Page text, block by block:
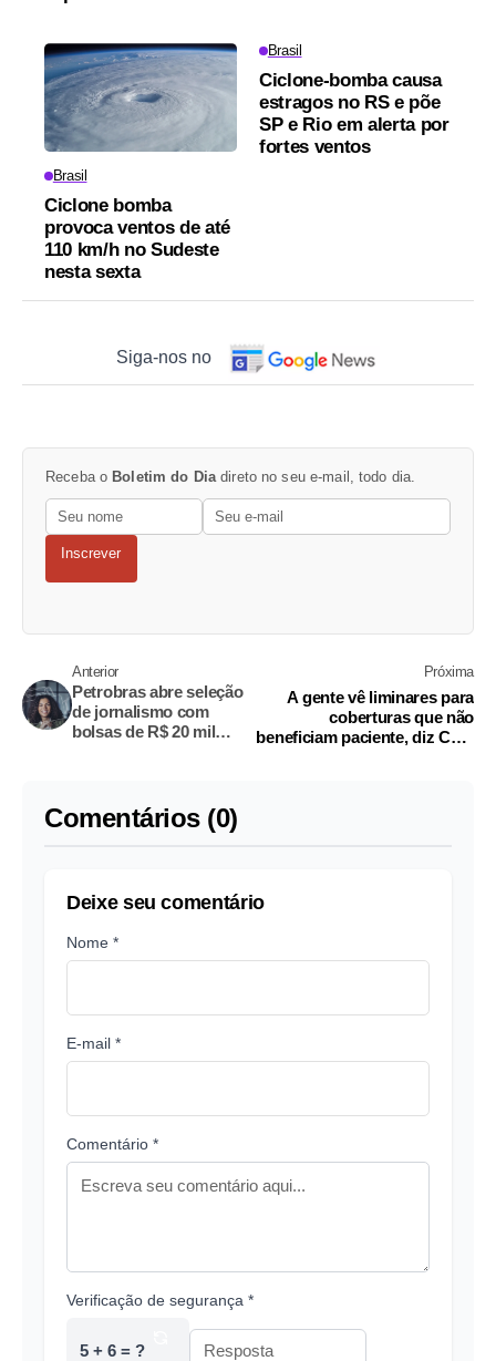
Brasil
Ciclone bomba
provoca ventos de até
110 km/h no Sudeste
nesta sexta
Brasil
Ciclone-bomba causa
estragos no RS e põe
SP e Rio em alerta por
fortes ventos
Siga-nos no
Receba o Boletim do Dia direto no seu e-mail, todo dia.
Inscrever
Anterior
Petrobras abre seleção
de jornalismo com
bolsas de R$ 20 mil
Próxima
A gente vê liminares para
coberturas que não
beneficiam paciente, diz CEO
Comentários (0)
Deixe seu comentário
Nome *
E-mail *
Comentário *
Verificação de segurança *
5 + 6 = ?